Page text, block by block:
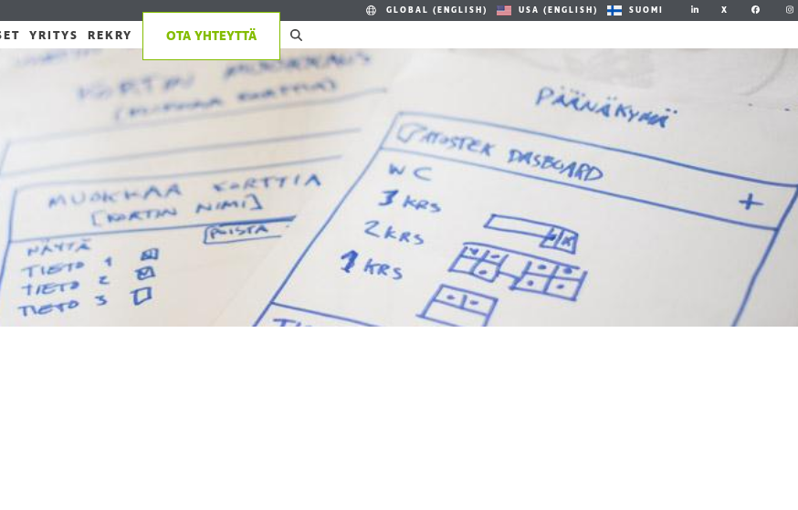
GLOBAL (ENGLISH) USA (ENGLISH) SUOMI X
YRITYS REKRY OTA YHTEYTTÄ